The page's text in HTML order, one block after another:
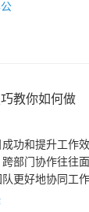
教你如何做
功和提升工作
部门协作往往
更好地协同工作